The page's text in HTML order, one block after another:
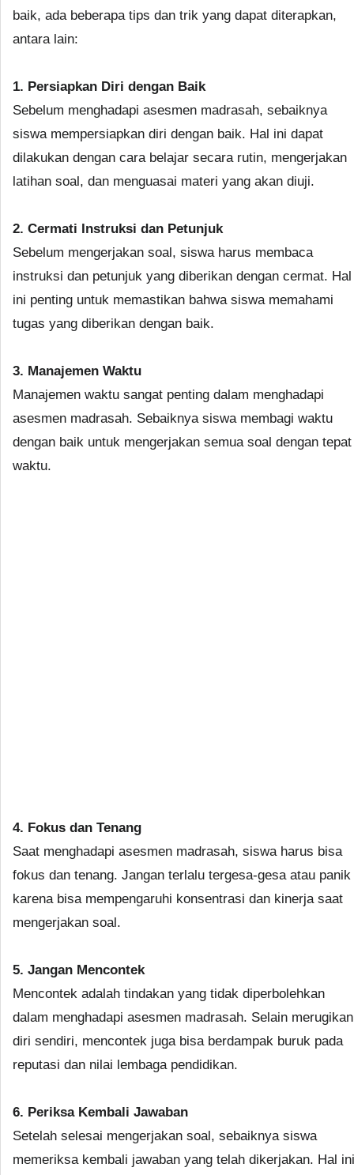
baik, ada beberapa tips dan trik yang dapat diterapkan,
antara lain:
1. Persiapkan Diri dengan Baik
Sebelum menghadapi asesmen madrasah, sebaiknya
siswa mempersiapkan diri dengan baik. Hal ini dapat
dilakukan dengan cara belajar secara rutin, mengerjakan
latihan soal, dan menguasai materi yang akan diuji.
2. Cermati Instruksi dan Petunjuk
Sebelum mengerjakan soal, siswa harus membaca
instruksi dan petunjuk yang diberikan dengan cermat. Hal
ini penting untuk memastikan bahwa siswa memahami
tugas yang diberikan dengan baik.
3. Manajemen Waktu
Manajemen waktu sangat penting dalam menghadapi
asesmen madrasah. Sebaiknya siswa membagi waktu
dengan baik untuk mengerjakan semua soal dengan tepat
waktu.
4. Fokus dan Tenang
Saat menghadapi asesmen madrasah, siswa harus bisa
fokus dan tenang. Jangan terlalu tergesa-gesa atau panik
karena bisa mempengaruhi konsentrasi dan kinerja saat
mengerjakan soal.
5. Jangan Mencontek
Mencontek adalah tindakan yang tidak diperbolehkan
dalam menghadapi asesmen madrasah. Selain merugikan
diri sendiri, mencontek juga bisa berdampak buruk pada
reputasi dan nilai lembaga pendidikan.
6. Periksa Kembali Jawaban
Setelah selesai mengerjakan soal, sebaiknya siswa
memeriksa kembali jawaban yang telah dikerjakan. Hal ini